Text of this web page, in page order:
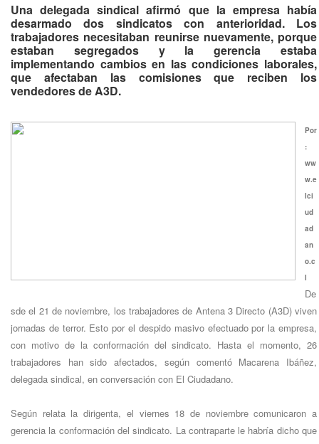
Una delegada sindical afirmó que la empresa había
desarmado dos sindicatos con anterioridad. Los
trabajadores necesitaban reunirse nuevamente, porque
estaban segregados y la gerencia estaba
implementando cambios en las condiciones laborales,
que afectaban las comisiones que reciben los
vendedores de A3D.
Por
:
ww
w.e
lci
ud
ad
an
o.c
l
De
sde el 21 de noviembre, los trabajadores de Antena 3 Directo (A3D) viven
jornadas de terror. Esto por el despido masivo efectuado por la empresa,
con motivo de la conformación del sindicato. Hasta el momento, 26
trabajadores han sido afectados, según comentó Macarena Ibáñez,
delegada sindical, en conversación con El Ciudadano.
Según relata la dirigenta, el viernes 18 de noviembre comunicaron a
gerencia la conformación del sindicato. La contraparte le habría dicho que